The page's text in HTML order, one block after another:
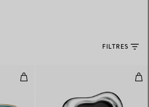
FILTRES
Saladier en porcelaine